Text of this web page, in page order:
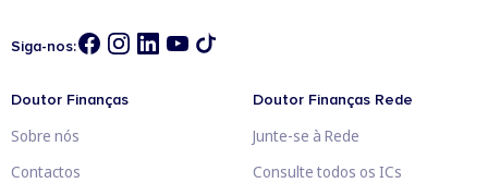
Siga-nos:
Doutor Finanças
Sobre nós
Contactos
Doutor Finanças Rede
Junte-se à Rede
Consulte todos os ICs